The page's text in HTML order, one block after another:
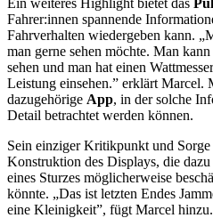
Fahrer:innen spannende
Fahrverhalten wiedergeben kann.
man gerne sehen möchte. Man
sehen und man hat einen
Leistung einsehen.” erklärt
dazugehörige App, in der solche
Detail betrachtet werden können.
Sein einziger Kritikpunkt und
Konstruktion des Displays, die
eines Sturzes möglicherweise
könnte. „Das ist letzten Endes
eine Kleinigkeit”, fügt Marcel hinzu.